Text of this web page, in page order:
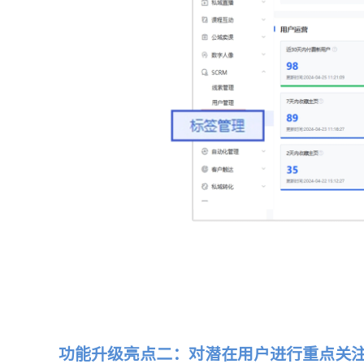
功能升级亮点二：对潜在用户进行重点关